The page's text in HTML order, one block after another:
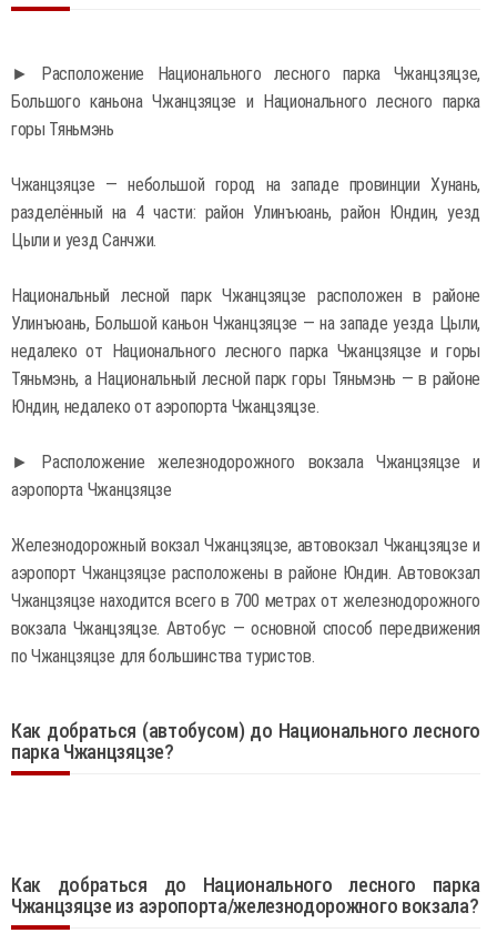
► Расположение Национального лесного парка Чжанцзяцзе,
Большого каньона Чжанцзяцзе и Национального лесного парка
горы Тяньмэнь
Чжанцзяцзе — небольшой город на западе провинции Хунань,
разделённый на 4 части: район Улинъюань, район Юндин, уезд
Цыли и уезд Санчжи.
Национальный лесной парк Чжанцзяцзе расположен в районе
Улинъюань, Большой каньон Чжанцзяцзе — на западе уезда Цыли,
недалеко от Национального лесного парка Чжанцзяцзе и горы
Тяньмэнь, а Национальный лесной парк горы Тяньмэнь — в районе
Юндин, недалеко от аэропорта Чжанцзяцзе.
► Расположение железнодорожного вокзала Чжанцзяцзе и
аэропорта Чжанцзяцзе
Железнодорожный вокзал Чжанцзяцзе, автовокзал Чжанцзяцзе и
аэропорт Чжанцзяцзе расположены в районе Юндин. Автовокзал
Чжанцзяцзе находится всего в 700 метрах от железнодорожного
вокзала Чжанцзяцзе. Автобус — основной способ передвижения
по Чжанцзяцзе для большинства туристов.
Как добраться (автобусом) до Национального лесного
парка Чжанцзяцзе?
Как добраться до Национального лесного парка
Чжанцзяцзе из аэропорта/железнодорожного вокзала?